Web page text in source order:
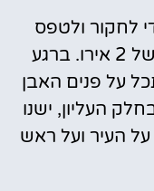
לחקור ולטפס
לפסגה , אם כי יש דמי כניסה של 2 אירו. ברגע
על פנים האבן
העליון, ישנו
העיר ועל ראש